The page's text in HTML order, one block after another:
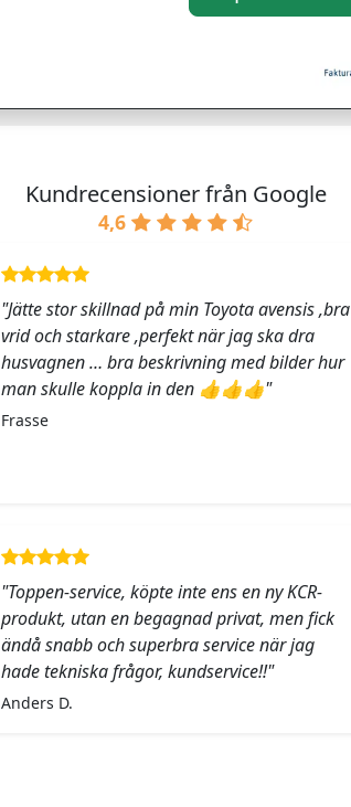
Kundrecensioner från Google
4,6
"Jätte stor skillnad på min Toyota avensis ,bra
vrid och starkare ,perfekt när jag ska dra
husvagnen … bra beskrivning med bilder hur
man skulle koppla in den 👍👍👍"
Frasse
"Toppen-service, köpte inte ens en ny KCR-
produkt, utan en begagnad privat, men fick
ändå snabb och superbra service när jag
hade tekniska frågor, kundservice!!"
Anders D.